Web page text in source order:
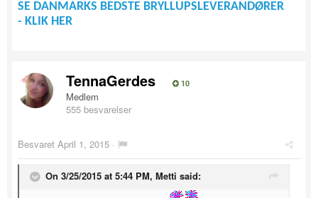
SE DANMARKS BEDSTE BRYLLUPSLEVERANDØRER
- KLIK HER
TennaGerdes 10
Medlem
555 besvarelser
Besvaret April 1, 2015 ·
On 3/25/2015 at 5:44 PM, Metti said: